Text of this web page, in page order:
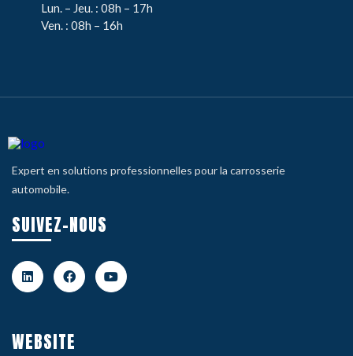
Lun. – Jeu. : 08h – 17h
Ven. : 08h – 16h
Expert en solutions professionnelles pour la carrosserie
automobile.
SUIVEZ-NOUS
WEBSITE